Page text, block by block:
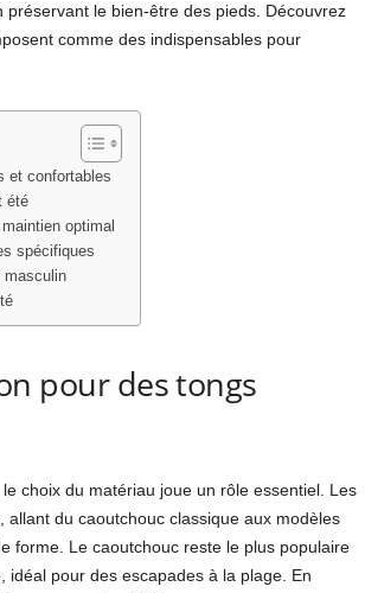
le bien-être des pieds. Découvrez
comme des indispensables pour
et confortables
été
optimal
spécifiques
masculin
pour des tongs
choix du matériau joue un rôle essentiel. Les
du caoutchouc classique aux modèles
forme. Le caoutchouc reste le plus populaire
idéal pour des escapades à la plage. En